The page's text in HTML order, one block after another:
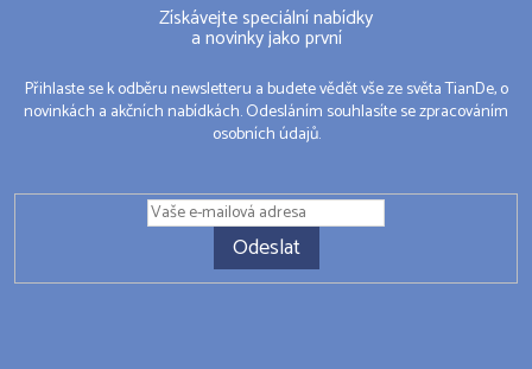
Získávejte speciální nabídky
a novinky jako první
Přihlaste se k odběru newsletteru a budete vědět vše ze světa TianDe, o
novinkách a akčních nabídkách. Odesláním souhlasíte se zpracováním
osobních údajů.
Odeslat